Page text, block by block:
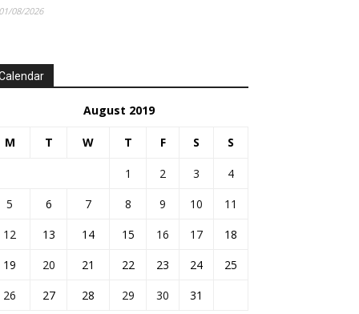
01/08/2026
August 2019
M T W T F S S
1 2 3
4
5
6 7 8 9 10
11
12
13 14 15 16 17
18
19
20 21 22 23 24
25
26
27 28 29 30
31